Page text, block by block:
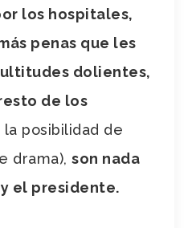
los hospitales,
penas que les
dolientes,
de los
la posibilidad de
drama),son nada
el presidente.